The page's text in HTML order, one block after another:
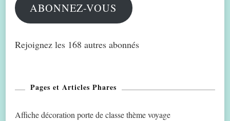
ABONNEZ-VOUS
Rejoignez les 168 autres abonnés
Pages et Articles Phares
Affiche décoration porte de classe thème voyage